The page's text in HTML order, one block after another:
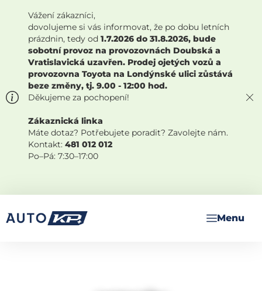
Vážení zákazníci,
dovolujeme si vás informovat, že po dobu letních
prázdnin, tedy od 1.7.2026 do 31.8.2026, bude
sobotní provoz na provozovnách Doubská a
Vratislavická uzavřen. Prodej ojetých vozů a
provozovna Toyota na Londýnské ulici zůstává
beze změny, tj. 9.00 - 12:00 hod.
Děkujeme za pochopení!
Zákaznická linka
Máte dotaz? Potřebujete poradit? Zavolejte nám.
Kontakt: 481 012 012
Po–Pá: 7:30–17:00